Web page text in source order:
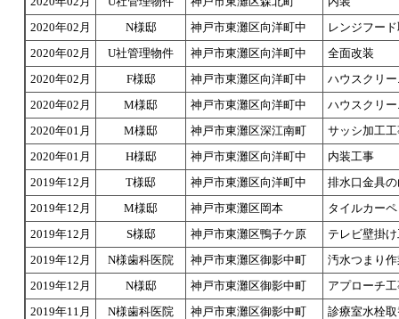
2020年02月
N様邸 神戸市東灘区向洋町中
レンジフー
2020年02月
U社管理物件 神戸市東灘区向洋町中
全面改装
2020年02月
F様邸 神戸市東灘区向洋町中
ハウスクリ
2020年02月
M様邸 神戸市東灘区向洋町中
ハウスクリ
2020年01月
M様邸 神戸市東灘区深江南町
サッシ加工
2020年01月
H様邸 神戸市東灘区向洋町中
内装工事
2019年12月
T様邸 神戸市東灘区向洋町中
排水口金具
2019年12月
M様邸 神戸市東灘区岡本
タイルカー
2019年12月
S様邸 神戸市東灘区鴨子ケ原
テレビ壁掛
2019年12月
N様歯科医院 神戸市東灘区御影中町
汚水つまり
2019年12月
N様邸 神戸市東灘区御影中町
アプローチ
2019年11月
N様歯科医院 神戸市東灘区御影中町
診療室水栓